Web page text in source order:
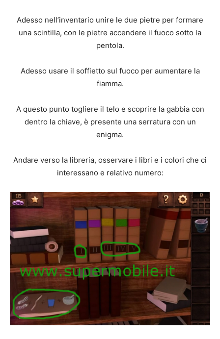
Adesso nell’inventario unire le due pietre per formare
una scintilla, con le pietre accendere il fuoco sotto la
pentola.
Adesso usare il soffietto sul fuoco per aumentare la
fiamma.
A questo punto togliere il telo e scoprire la gabbia con
dentro la chiave, è presente una serratura con un
enigma.
Andare verso la libreria, osservare i libri e i colori che ci
interessano e relativo numero: